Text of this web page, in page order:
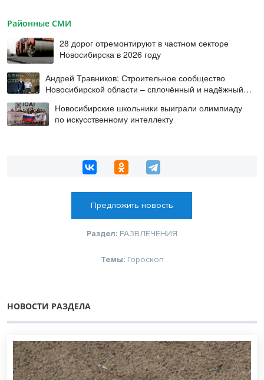
Районные СМИ
28 дорог отремонтируют в частном секторе
Новосибирска в 2026 году
Андрей Травников: Строительное сообщество
Новосибирской области – сплочённый и надёжный
коллектив
Новосибирские школьники выиграли олимпиаду
по искусственному интеллекту
Предложить новость
Раздел: РАЗВЛЕЧЕНИЯ
Темы: Гороскоп
НОВОСТИ РАЗДЕЛА